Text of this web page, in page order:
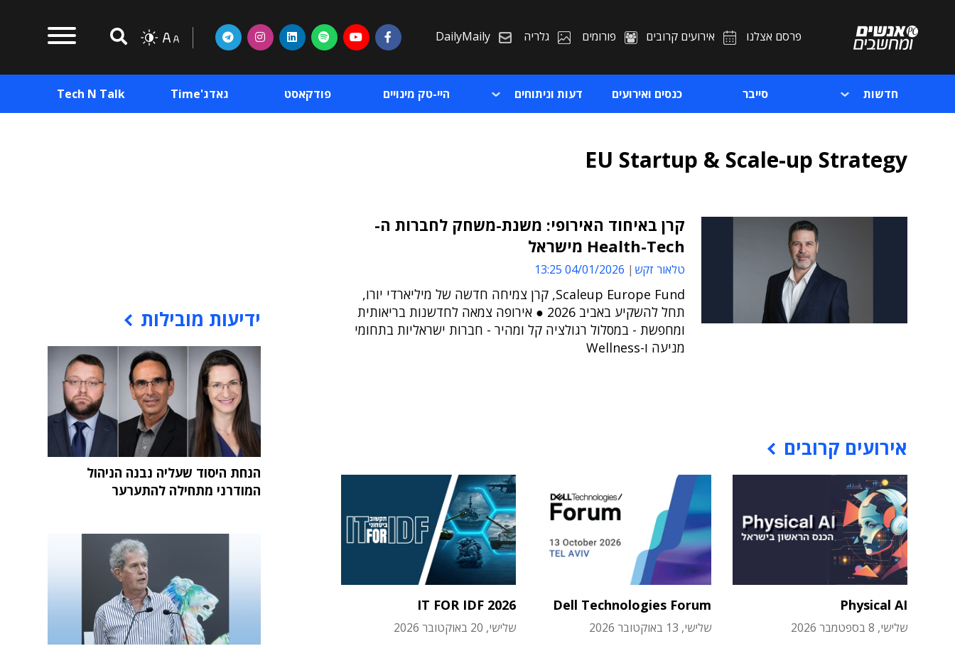
פרסם אצלנו אירועים קרובים פורומים גלריה DailyMaily
חדשות סייבר כנסים ואירועים דעות וניתוחים היי-טק מינויים פודקאסט גאדג'Time Tech N Talk
EU Startup & Scale-up Strategy
קרן באיחוד האירופי: משנת-משחק לחברות ה-
Health-Tech מישראל
טלאור זקש 04/01/2026 13:25
Scaleup Europe Fund, קרן צמיחה חדשה של מיליארדי יורו,
תחל להשקיע באביב 2026 ● אירופה צמאה לחדשנות בריאותית
ומחפשת - במסלול רגולציה קל ומהיר - חברות ישראליות בתחומי
מניעה ו-Wellness
אירועים קרובים
Physical AI
שלישי, 8 בספטמבר 2026
Dell Technologies Forum
שלישי, 13 באוקטובר 2026
IT FOR IDF 2026
שלישי, 20 באוקטובר 2026
ידיעות מובילות
הנחת היסוד שעליה נבנה הניהול
המודרני מתחילה להתערער